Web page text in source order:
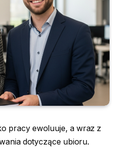
pracy ewoluuje, a wraz z
dotyczące ubioru.